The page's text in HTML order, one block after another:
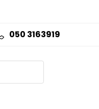
050 3163919